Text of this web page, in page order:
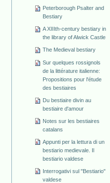
Peterborough Psalter and
Bestiary
A XIIIth-century bestiary in
the library of Alwick Castle
The Medieval bestiary
Sur quelques rossignols
de la littérature italienne:
Propositions pour l'étude
des bestiaires
Du bestiaire divin au
bestiaire d'amour
Notes sur les bestiaires
catalans
Appunti per la lettura di un
bestiario medievale. Il
bestiario valdese
Interrogativi sul "Bestiario"
valdese